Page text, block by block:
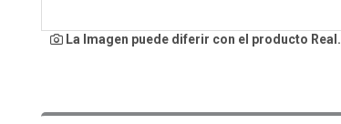
La Imagen puede diferir con el producto Real.